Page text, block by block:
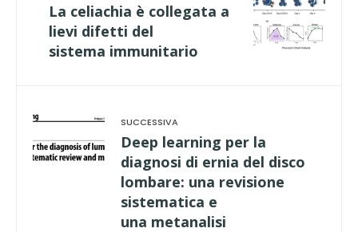
La celiachia è collegata a
lievi difetti del
sistema immunitario
Deep learning per la
diagnosi di ernia del disco
lombare: una revisione
sistematica e
una metanalisi